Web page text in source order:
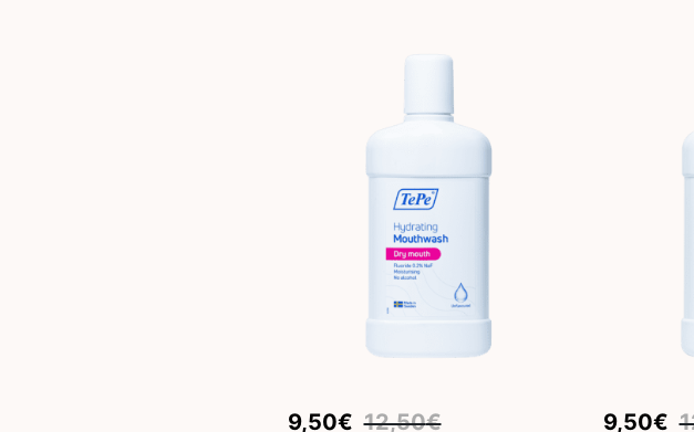
12,50€
Original
9,50€
Current
Original
9,50€
Current